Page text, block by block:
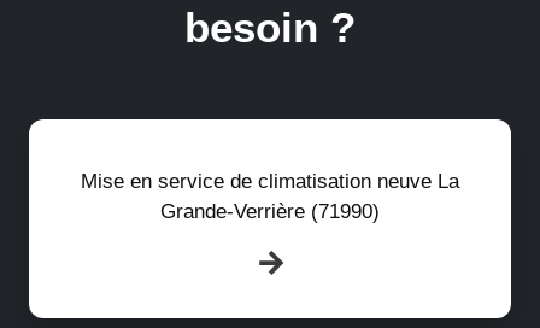
besoin ?
Mise en service de climatisation neuve La
Grande-Verrière (71990)